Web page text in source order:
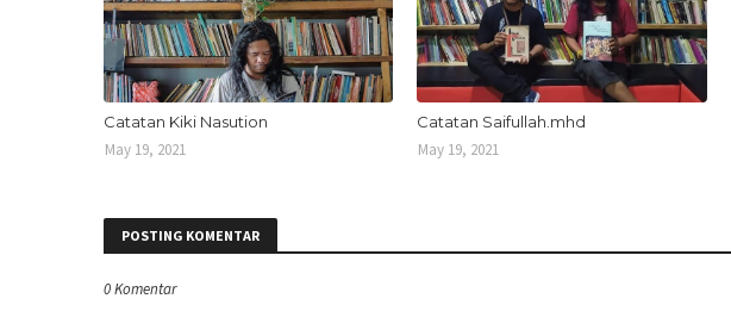
Catatan Kiki Nasution
May 19, 2021
Catatan Saifullah.mhd
May 19, 2021
POSTING KOMENTAR
0 Komentar